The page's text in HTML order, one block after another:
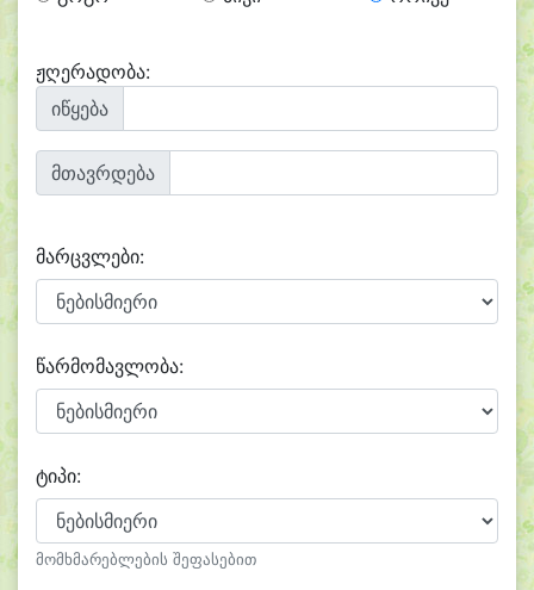
ჟღერადობა:
იწყება
მთავრდება
მარცვლები:
წარმომავლობა:
ტიპი:
მომხმარებლების შეფასებით